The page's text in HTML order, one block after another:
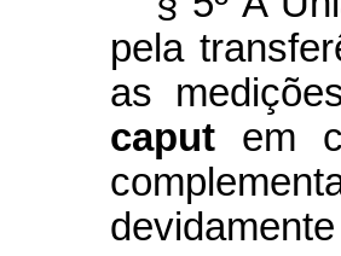
pela
as
caput em